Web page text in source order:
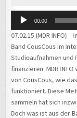
00:00
07.02.15 (MDR INFO)
Band CousCous im
Studioaufnahmen
finanzieren. MDR
von CousCous, wie
funktioniert. Diese
sammeln hat sich
Doch was ist aus der